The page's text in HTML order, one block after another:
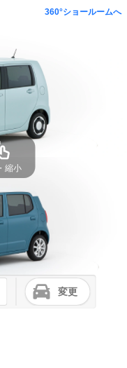
360°ショールームへ
変更
縮小